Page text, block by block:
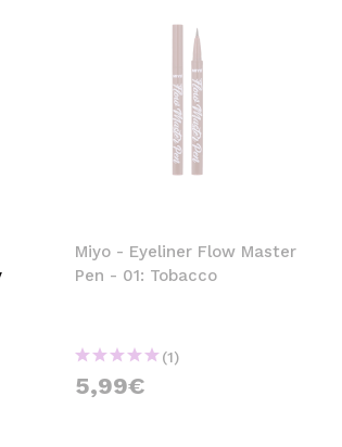
Miyo - Eyeliner Flow Master
Pen - 01: Tobacco
(1)
5,99€